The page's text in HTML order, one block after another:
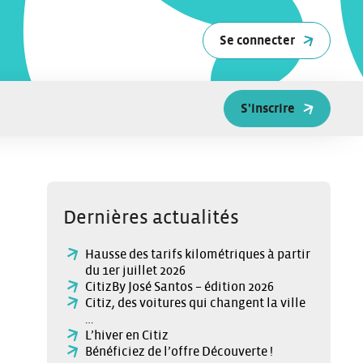
Se connecter
S'inscrire
Dernières actualités
Hausse des tarifs kilométriques à partir
du 1er juillet 2026
CitizBy José Santos – édition 2026
Citiz, des voitures qui changent la ville
L’hiver en Citiz
Bénéficiez de l’offre Découverte !